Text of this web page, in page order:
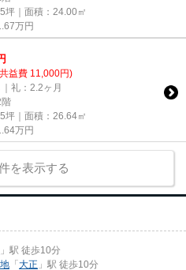
坪｜面積：24.00㎡
万円
益費 11,000円)
礼：2.2ヶ月
階
坪｜面積：26.64㎡
万円
を表示する
」駅 徒歩10分
「大正 」駅 徒歩10分